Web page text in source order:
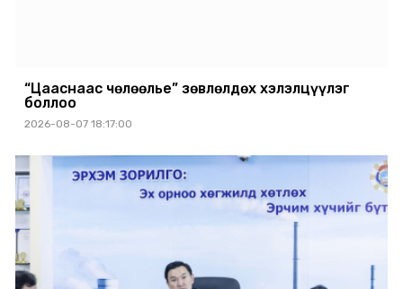
“Цааснаас чөлөөлье” зөвлөлдөх хэлэлцүүлэг
боллоо
2026-08-07 18:17:00